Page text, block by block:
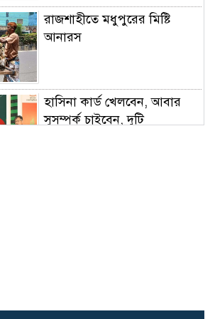
রাজশাহীতে মধুপুরের মিষ্টি
আনারস
হাসিনা কার্ড খেলবেন, আবার
সুসম্পর্ক চাইবেন, দুটি